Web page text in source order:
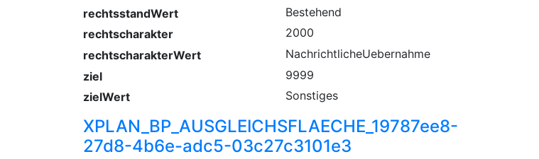
rechtsstandWert
Bestehend
rechtscharakter
2000
rechtscharakterWert
NachrichtlicheUebernahme
ziel
9999
zielWert
Sonstiges
XPLAN_BP_AUSGLEICHSFLAECHE_19787ee8-
27d8-4b6e-adc5-03c27c3101e3